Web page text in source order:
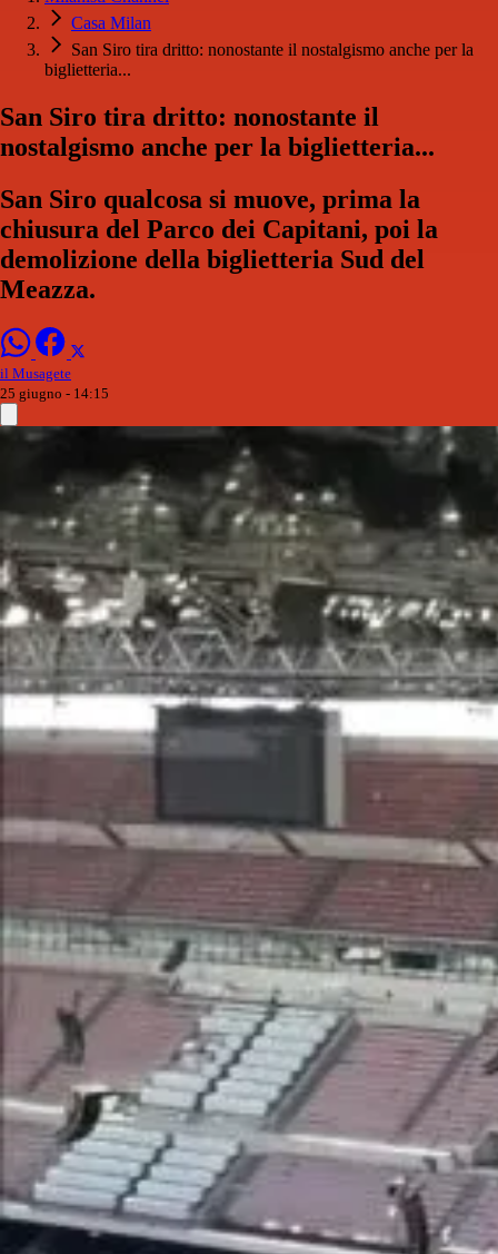
Casa Milan
San Siro tira dritto: nonostante il nostalgismo anche per la
biglietteria...
San Siro tira dritto: nonostante il
nostalgismo anche per la biglietteria...
San Siro qualcosa si muove, prima la
chiusura del Parco dei Capitani, poi la
demolizione della biglietteria Sud del
Meazza.
il Musagete
25 giugno - 14:15